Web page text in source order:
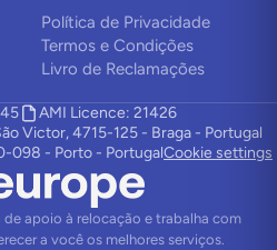
Política de Privacidade
Termos e Condições
Livro de Reclamações
AMI Licence: 21426
Victor, 4715-125 - Braga - Portugal
098 - Porto - PortugalCookie settings
de apoio à relocação e trabalha com
a você os melhores serviços.